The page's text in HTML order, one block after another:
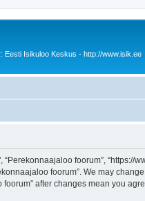
Eesti Isikuloo Keskus - http://www.isik.ee
foorum”,
foorum”. We may
after changes mean you